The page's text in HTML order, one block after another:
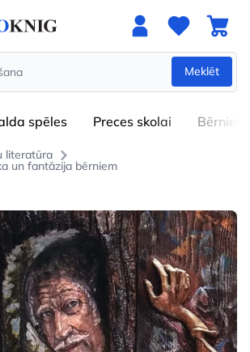
Meklēt
spēles Preces skolai Bērniem
literatūra
un fantāzija bērniem